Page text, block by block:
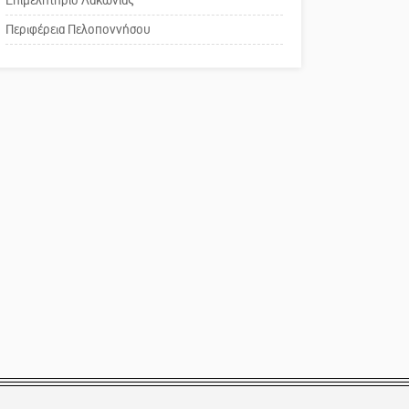
Το δικό σας σχόλιο:
Παράδειγμα κοινωνικής
Περιφέρεια Πελοποννήσου